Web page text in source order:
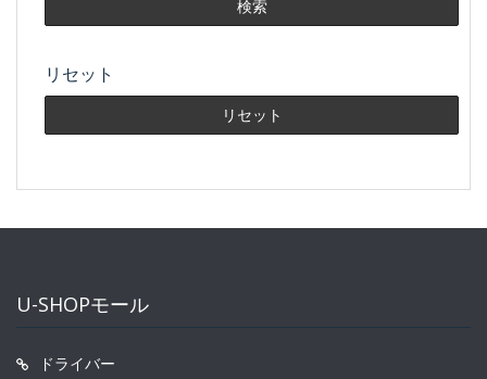
リセット
U-SHOPモール
ドライバー